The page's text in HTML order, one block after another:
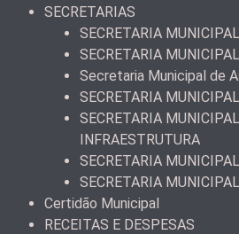
SECRETARIAS
SECRETARIA
SECRETARIA
Secretaria Municipal de
SECRETARIA
SECRETARIA
INFRAESTRUTURA
SECRETARIA
SECRETARIA
Certidão Municipal
RECEITAS E DESPESAS